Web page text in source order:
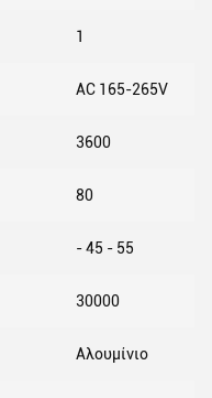
1
AC 165-265V
3600
80
- 45 - 55
30000
Αλουμίνιο